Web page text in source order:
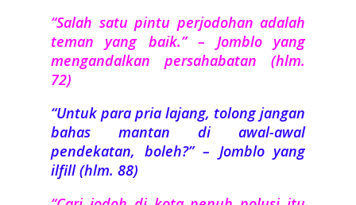
“Salah satu pintu perjodohan adalah
teman yang baik.” – Jomblo yang
mengandalkan persahabatan (hlm.
72)
“Untuk para pria lajang, tolong jangan
bahas mantan di awal-awal
pendekatan, boleh?” – Jomblo yang
ilfill (hlm. 88)